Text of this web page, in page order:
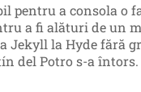
pentru a consola o
a fi alături de un
Jekyll la Hyde fără
del Potro s-a întors.